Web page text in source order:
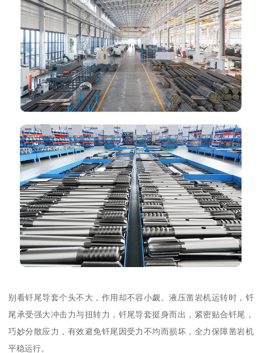
别看钎尾导套个头不大，作用却不容小觑。液压凿岩机运转时，钎
尾承受强大冲击力与扭转力，钎尾导套挺身而出，紧密贴合钎尾，
巧妙分散应力，有效避免钎尾因受力不均而损坏，全力保障凿岩机
平稳运行。